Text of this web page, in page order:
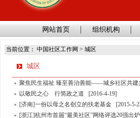
网站首页 组织机构
当前位置： 中国社区工作网 > 城区
城区
聚焦民生福祉 臻至善治善能——城乡社区共建
以敬民之心 行简政之道 [2016-4-19]
[济南]一份以母之名创立的扶老基金 [2015-5-
[浙江]杭州市首届“最美社区”网络评选20强出